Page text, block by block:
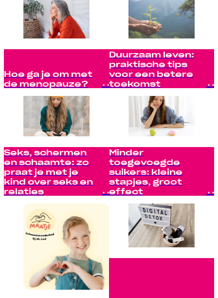
Hoe ga je om met
de menopauze?
Duurzaam leven:
praktische tips
voor een betere
toekomst
Seks, schermen
en schaamte: zo
praat je met je
kind over seks en
relaties
Minder
toegevoegde
suikers: kleine
stapjes, groot
effect